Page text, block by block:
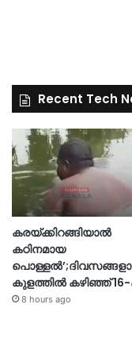
Recent Tech
കരയ്ക്കിറങ്ങിയാൽ
കഠിനമായ
കുളത്തിൽ കഴിഞ്ഞ്
8 hours ago